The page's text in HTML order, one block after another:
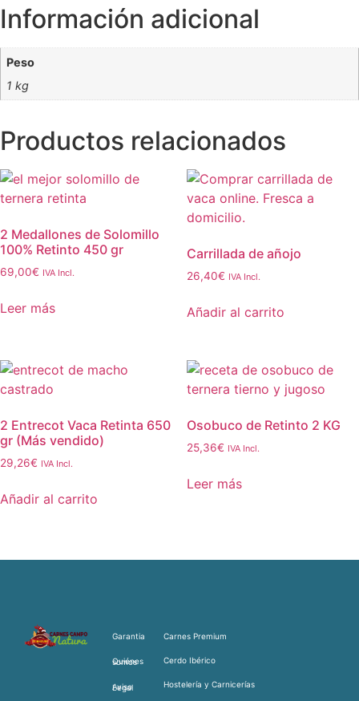
Información adicional
Peso
1 kg
Productos relacionados
2 Medallones de Solomillo
100% Retinto 450 gr
69,00€ IVA Incl.
Leer más
Carrillada de añojo
26,40€ IVA Incl.
Añadir al carrito
2 Entrecot Vaca Retinta 650
gr (Más vendido)
29,26€ IVA Incl.
Añadir al carrito
Osobuco de Retinto 2 KG
25,36€ IVA Incl.
Leer más
Garantia
Quiénes somos
Aviso Legal
Carnes Premium
Cerdo Ibérico
Hostelería y Carnicerías